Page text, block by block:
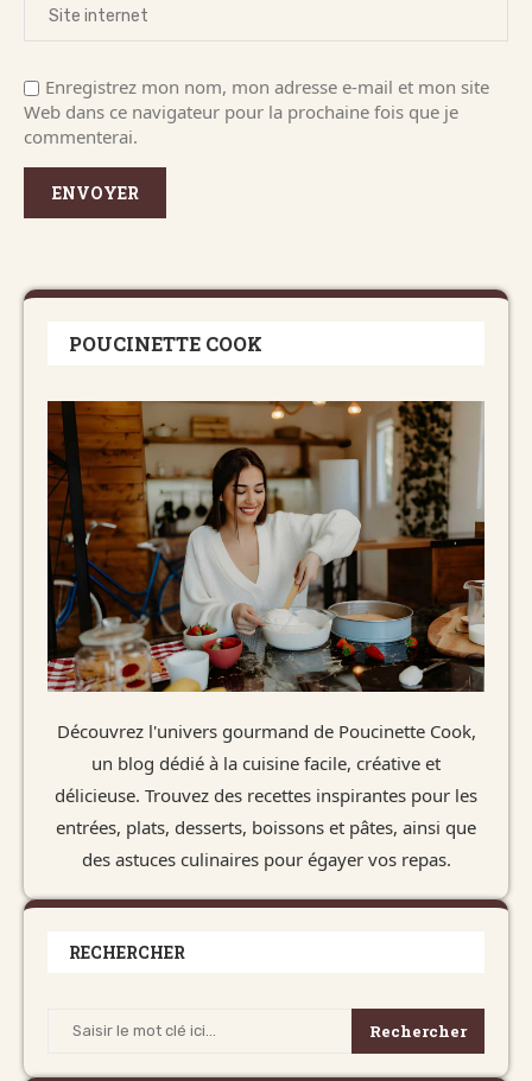
Enregistrez mon nom, mon adresse e-mail et mon site
Web dans ce navigateur pour la prochaine fois que je
commenterai.
POUCINETTE COOK
Découvrez l'univers gourmand de Poucinette Cook,
un blog dédié à la cuisine facile, créative et
délicieuse. Trouvez des recettes inspirantes pour les
entrées, plats, desserts, boissons et pâtes, ainsi que
des astuces culinaires pour égayer vos repas.
RECHERCHER
Rechercher